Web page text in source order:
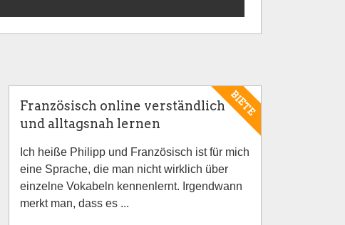
BIETE
Französisch online verständlich
und alltagsnah lernen
Ich heiße Philipp und Französisch ist für mich
eine Sprache, die man nicht wirklich über
einzelne Vokabeln kennenlernt. Irgendwann
merkt man, dass es ...